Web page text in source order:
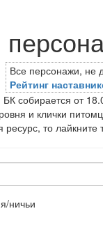
Все персонажи, не
Рейтинг
собирается от
и клички
то лайкните
ничьи